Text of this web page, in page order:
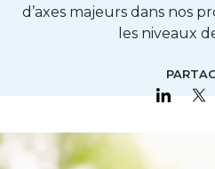
d’axes majeurs dans nos
les niveaux